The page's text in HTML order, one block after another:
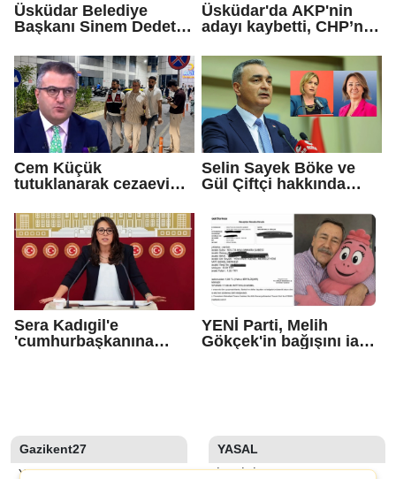
Üsküdar Belediye
Başkanı Sinem Dedetaş
Üsküdar'da AKP'nin
adayı kaybetti, CHP’nin
Çetinkaya Başkan
Vekili seçildi
Cem Küçük
tutuklanarak cezaevine
Selin Sayek Böke ve
Gül Çiftçi hakkında
başlatılacak
Sera Kadıgil'e
'cumhurbaşkanına
YENİ Parti, Melih
Gökçek'in bağışını iade
Gazikent27
YAZARLAR
YASAL
İLETIŞIM